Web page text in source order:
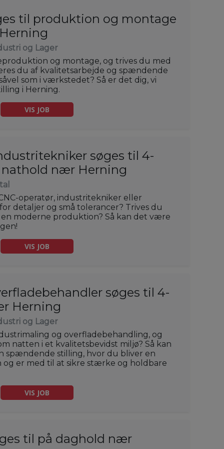
til produktion og montage
og Lager
og montage, og trives du med
du af kvalitetsarbejde og spændende
som i værkstedet? Så er det dig, vi
i Herning.
VIS JOB
søges til 4-
nathold nær Herning
operatør, industritekniker eller
detaljer og små tolerancer? Trives du
moderne produktion? Så kan det være
VIS JOB
søges til 4-
Herning
og Lager
og overfladebehandling, og
natten i et kvalitetsbevidst miljø? Så kan
spændende stilling, hvor du bliver en
er med til at sikre stærke og holdbare
VIS JOB
til på daghold nær